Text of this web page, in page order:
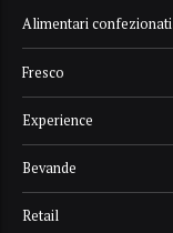
Alimentari confezionati
Fresco
Experience
Bevande
Retail